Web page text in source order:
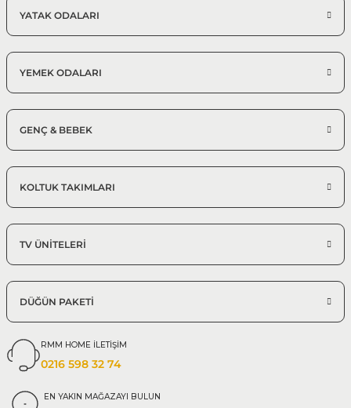
Konsol, Ayna, Masa, 6 Sandalye
Modern Yemek Odası Takımı
YATAK ODALARI
YEMEK ODALARI
GENÇ & BEBEK
KOLTUK TAKIMLARI
TV ÜNİTELERİ
DÜĞÜN PAKETİ
RMM HOME İLETİŞİM
0216 598 32 74
EN YAKIN MAĞAZAYI BULUN